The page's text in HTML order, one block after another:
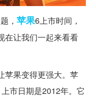
， 苹果6上市时间，
在让我们一起来看看
苹果变得更强大。苹
市日期是2012年。它